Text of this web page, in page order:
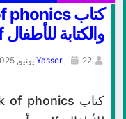
والكتابة للأطفال pdf
Yasser, 22 يونيو, 2025,